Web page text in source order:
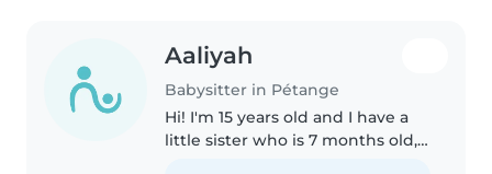
Aaliyah
Babysitter in Pétange
Hi! I'm 15 years old and I have a
little sister who is 7 months old,